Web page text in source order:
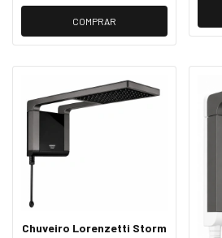
COMPRAR
Chuveiro Lorenzetti Storm